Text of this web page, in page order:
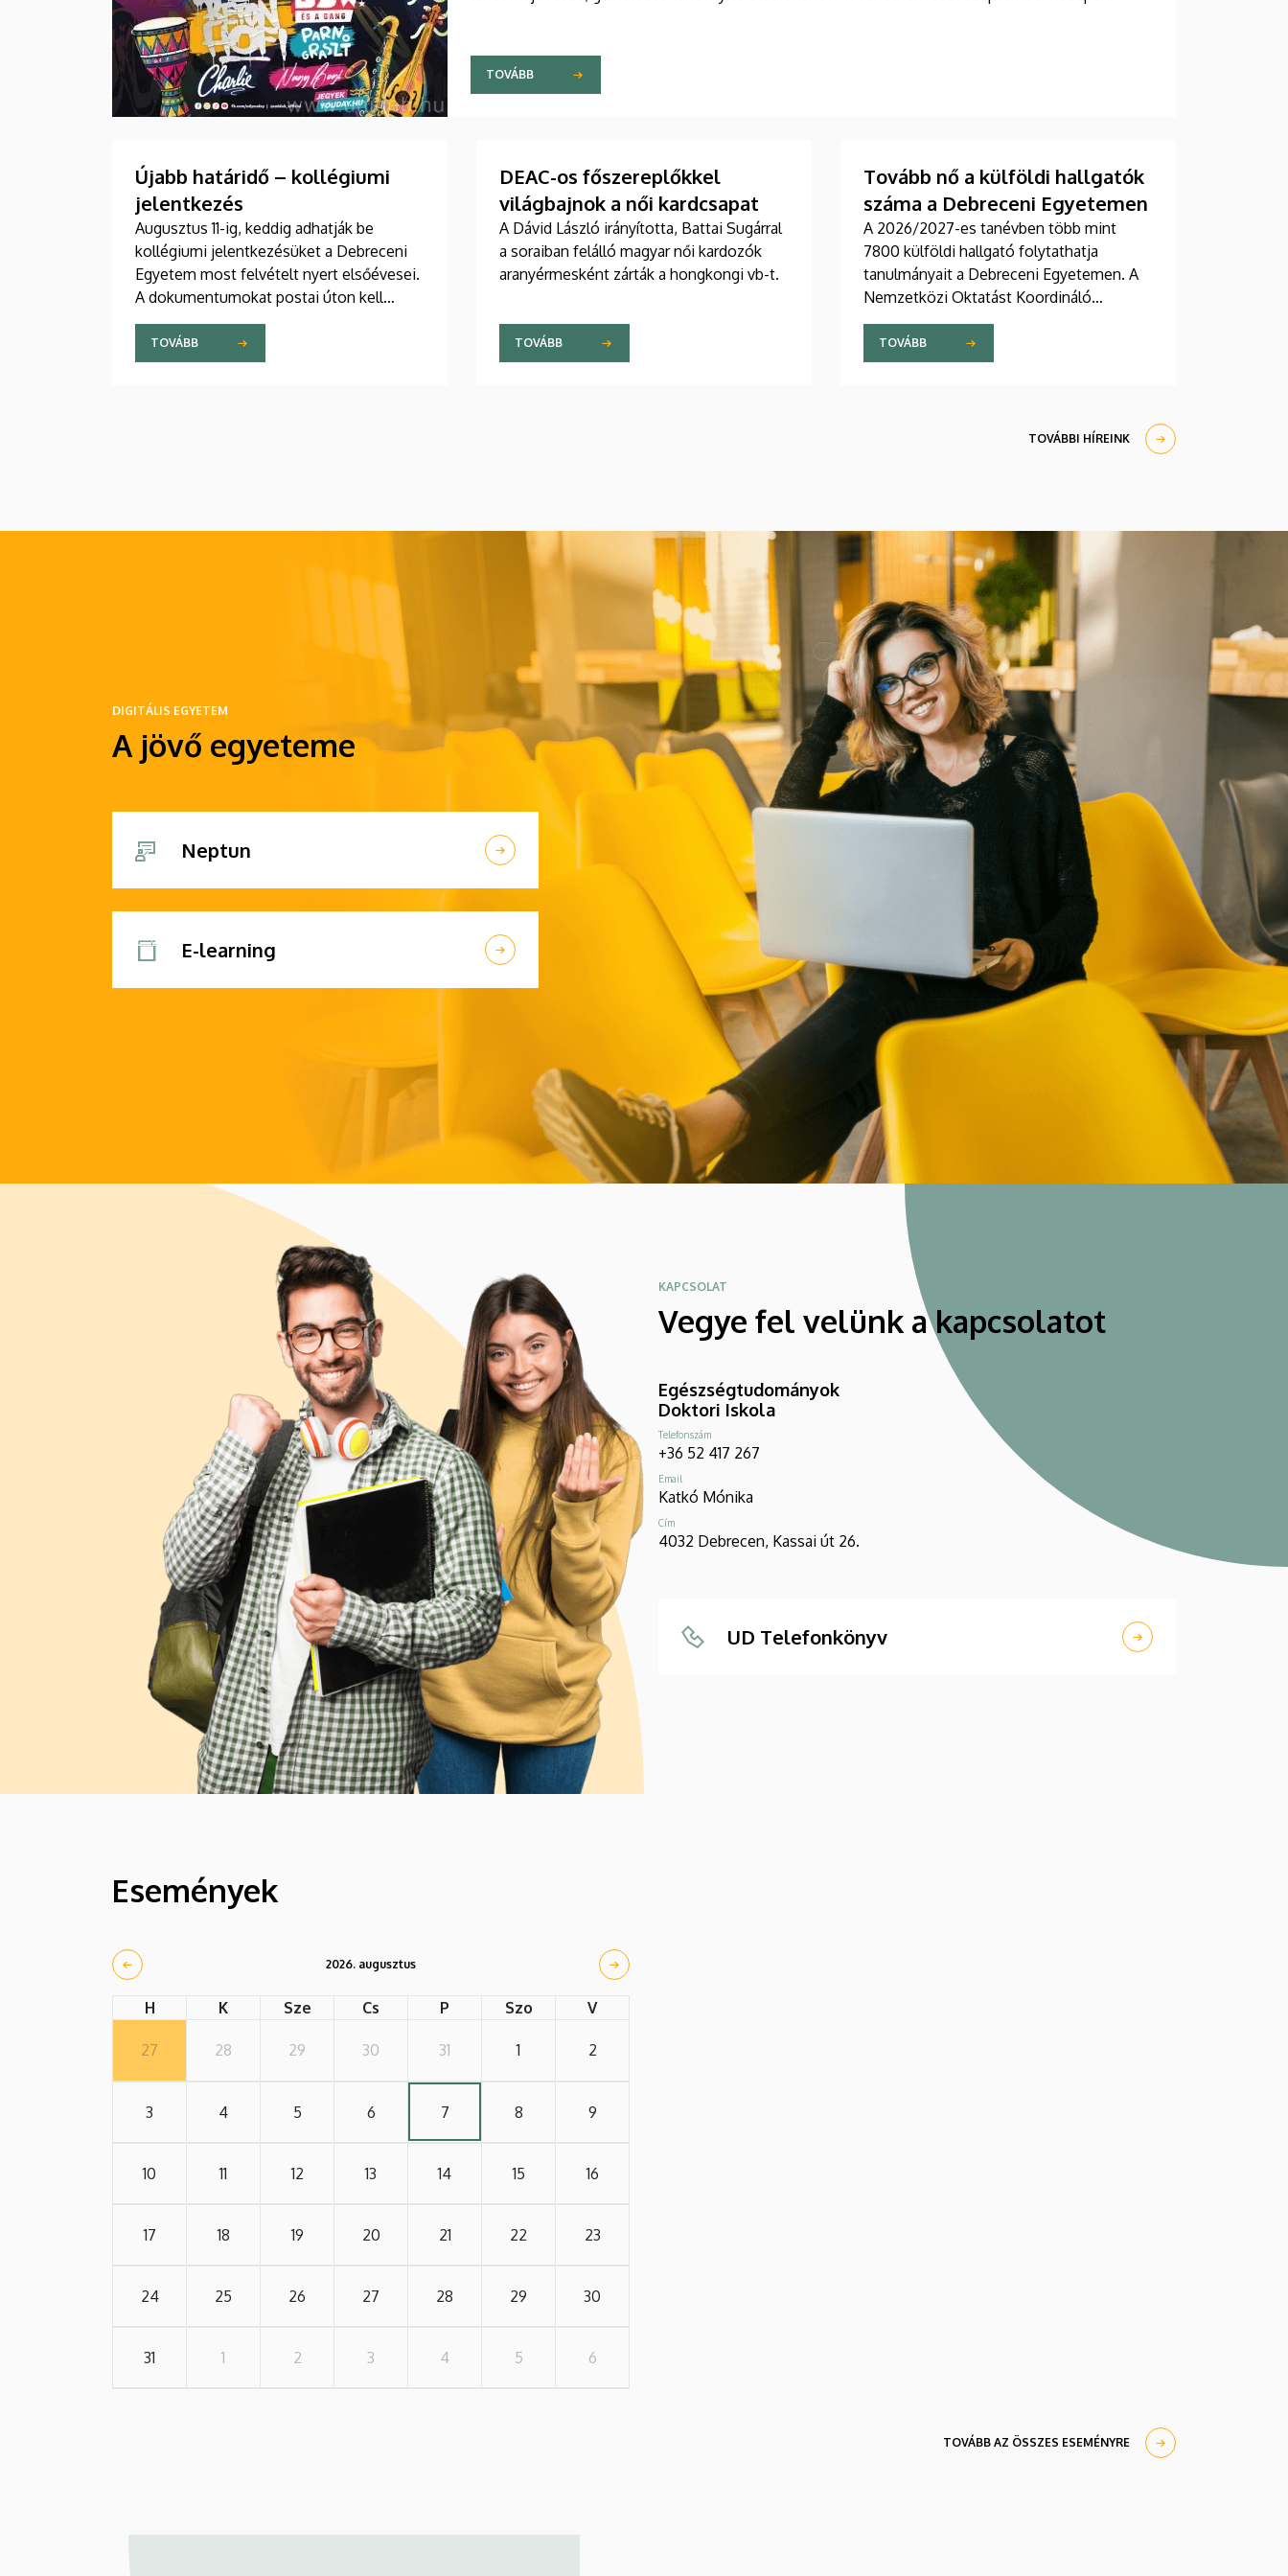
TOVÁBB
Újabb határidő – kollégiumi
jelentkezés
Augusztus 11-ig, keddig adhatják be
kollégiumi jelentkezésüket a Debreceni
Egyetem most felvételt nyert elsőévesei.
A dokumentumokat postai úton kell
eljuttatniuk a DE Kollégiumi Felvételi és
Szociális Iroda címére. A kollégiumi
férőhelyekről a gólyák a Kollégiumi
TOVÁBB
DEAC-os főszereplőkkel
világbajnok a női kardcsapat
A Dávid László irányította, Battai Sugárral
a soraiban felálló magyar női kardozók
aranyérmesként zárták a hongkongi vb-t.
TOVÁBB
Tovább nő a külföldi hallgatók
száma a Debreceni Egyetemen
A 2026/2027-es tanévben több mint
7800 külföldi hallgató folytathatja
tanulmányait a Debreceni Egyetemen. A
Nemzetközi Oktatást Koordináló
Központ előzetes adatai szerint az első
évfolyamokon és az előkészítő
kurzusokon több mint 2300 fiatal kezdi
keretében érkezik hazánkba.
TOVÁBB
TOVÁBBI HÍREINK
DIGITÁLIS EGYETEM
A jövő egyeteme
Neptun
E-learning
KAPCSOLAT
Vegye fel velünk a kapcsolatot
Egészségtudományok
Doktori Iskola
Telefonszám
+36 52 417 267
Email
Katkó Mónika
Cím
4032 Debrecen, Kassai út 26.
UD Telefonkönyv
Események
2026. augusztus
H K Sze Cs P Szo V
27 28 29 30 31 1 2
3 4 5 6 7 8 9
10 11 12 13 14 15 16
17 18 19 20 21 22 23
24 25 26 27 28 29 30
31 1 2 3 4 5 6
TOVÁBB AZ ÖSSZES ESEMÉNYRE